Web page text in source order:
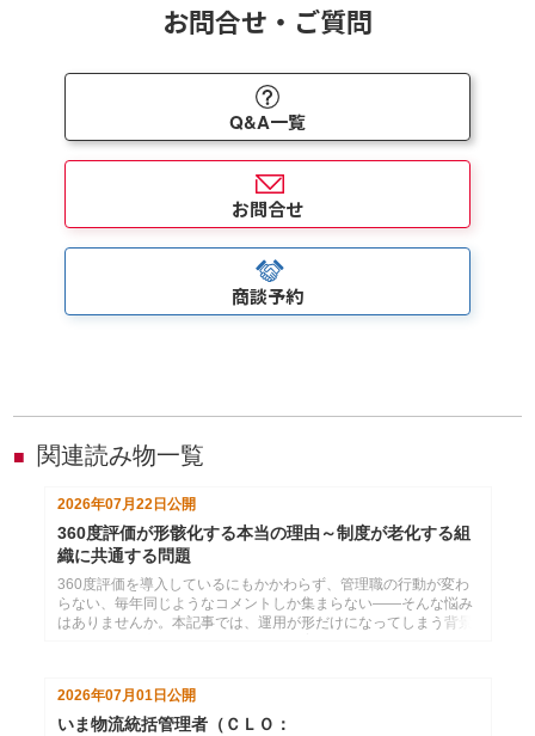
お問合せ・ご質問
Q&A一覧
お問合せ
商談予約
■ 関連読み物一覧
2026年07月22日公開
360度評価が形骸化する本当の理由～制度が老化する組
織に共通する問題
360度評価を導入しているにもかかわらず、管理職の行動が変わ
らない、毎年同じようなコメントしか集まらない――そんな悩み
はありませんか。本記事では、運用が形だけになってしまう背景
2026年07月01日 公開
いま物流統括管理者（ＣＬＯ：